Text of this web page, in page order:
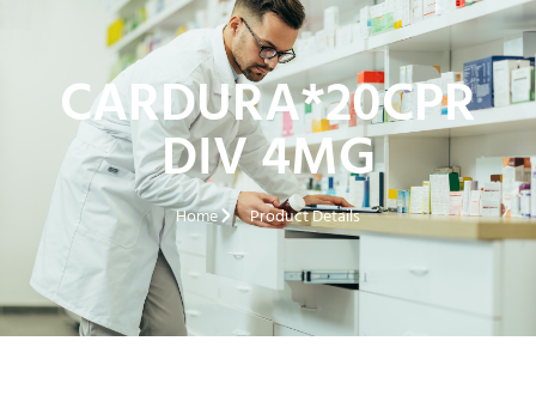
CARDURA*20CPR
DIV 4MG
Home Product Details